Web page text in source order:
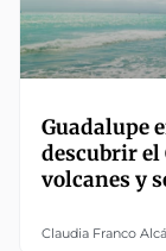
Guadalupe
descubrir el
volcanes y
Claudia Franco